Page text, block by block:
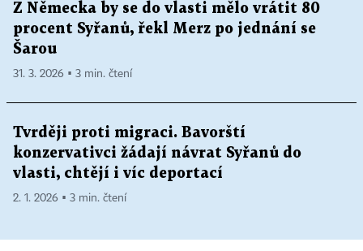
Z Německa by se do vlasti mělo vrátit 80
procent Syřanů, řekl Merz po jednání se
Šarou
31. 3. 2026 ▪ 3 min. čtení
Tvrději proti migraci. Bavorští
konzervativci žádají návrat Syřanů do
vlasti, chtějí i víc deportací
2. 1. 2026 ▪ 3 min. čtení